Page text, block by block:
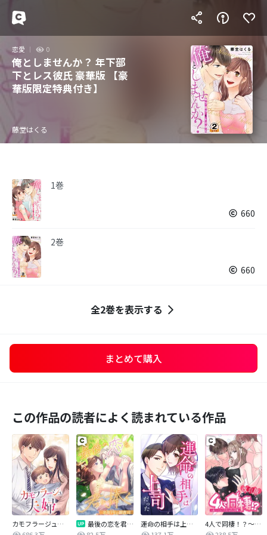
恋愛 0
俺としませんか？ 年下部
下とレス彼氏 豪華版 【豪
華版限定特典付き】
藤堂はくる
1巻
660
2巻
660
全2巻を表示する
まとめて購入
この作品の読者によく読まれている作品
カモフラージュ夫婦
最後の恋を君に捧ぐ～余命1年の御曹司～
運命の相手は上司だった
4人で同棲！？～逆ハーレムハウスへようこそ♥～【改訂版】